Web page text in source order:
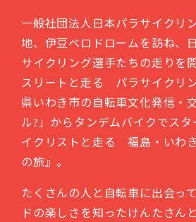
一般社団法人日本パラサイクリ
地、伊豆ベロドロームを訪ね、
サイクリング選手たちの走りを
スリートと走る パラサイクリ
県いわき市の自転車文化発信・
ル?」からタンデムバイクでス
イクリストと走る 福島・いわ
の旅』。
たくさんの人と自転車に出会っ
ドの楽しさを知ったけんたさん